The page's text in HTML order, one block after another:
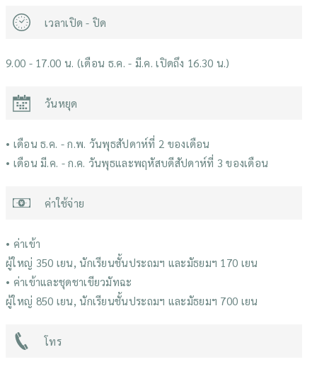
เวลาเปิด - ปิด
9.00 - 17.00 น. (เดือน ธ.ค. - มี.ค. เปิดถึง 16.30 น.)
วันหยุด
• เดือน ธ.ค. - ก.พ. วันพุธสัปดาห์ที่ 2 ของเดือน
• เดือน มี.ค. - ก.ค. วันพุธและพฤหัสบดีสัปดาห์ที่ 3 ของเดือน
ค่าใช้จ่าย
• ค่าเข้า
ผู้ใหญ่ 350 เยน, นักเรียนชั้นประถมฯ และมัธยมฯ 170 เยน
• ค่าเข้าและชุดชาเขียวมัทฉะ
ผู้ใหญ่ 850 เยน, นักเรียนชั้นประถมฯ และมัธยมฯ 700 เยน
โทร